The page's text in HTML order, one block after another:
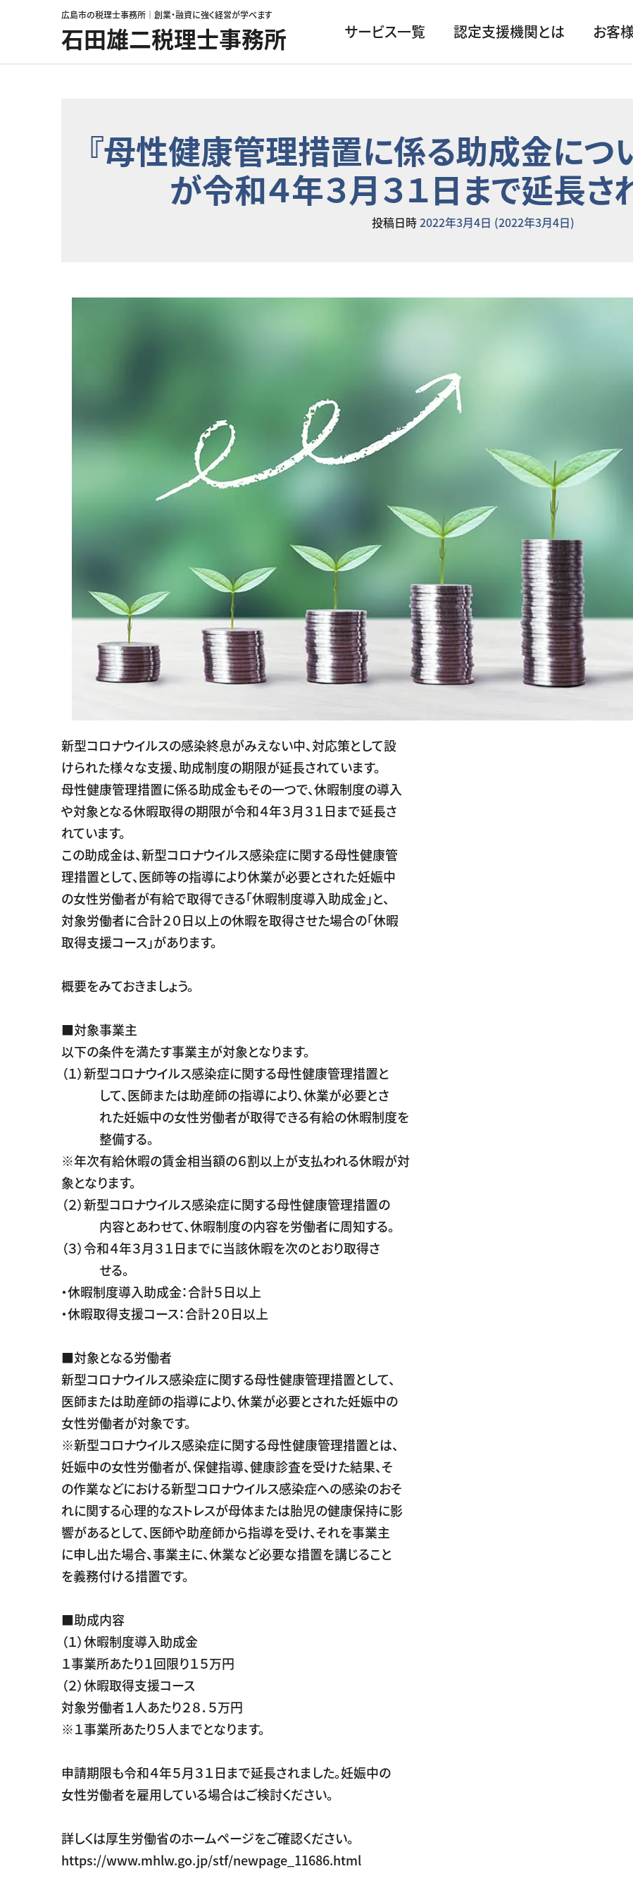
コンテンツへスキップ広島市の税理士事務所｜創業・融資に強く経営が学べます
石田雄二税理士事務所 サービス一覧 認定支援機関とは お客
『母性健康管理措置に係る助成金につ
が令和４年３月３１日まで延長さ
投稿日時2022年3月4日 (2022年3月4日)
新型コロナウイルスの感染終息がみえない中、対応策として設
けられた様々な支援、助成制度の期限が延長されています。
母性健康管理措置に係る助成金もその一つで、休暇制度の導入
や対象となる休暇取得の期限が令和４年３月３１日まで延長さ
れています。
この助成金は、新型コロナウイルス感染症に関する母性健康管
理措置として、医師等の指導により休業が必要とされた妊娠中
の女性労働者が有給で取得できる「休暇制度導入助成金」と、
対象労働者に合計２０日以上の休暇を取得させた場合の「休暇
取得支援コース」があります。
概要をみておきましょう。
■対象事業主
以下の条件を満たす事業主が対象となります。
（１）新型コロナウイルス感染症に関する母性健康管理措置と
して、医師または助産師の指導により、休業が必要とさ
れた妊娠中の女性労働者が取得できる有給の休暇制度を
整備する。
※年次有給休暇の賃金相当額の６割以上が支払われる休暇が対
象となります。
（２）新型コロナウイルス感染症に関する母性健康管理措置の
内容とあわせて、休暇制度の内容を労働者に周知する。
（３）令和４年３月３１日までに当該休暇を次のとおり取得さ
せる。
・休暇制度導入助成金：合計５日以上
・休暇取得支援コース：合計２０日以上
■対象となる労働者
新型コロナウイルス感染症に関する母性健康管理措置として、
医師または助産師の指導により、休業が必要とされた妊娠中の
女性労働者が対象です。
※新型コロナウイルス感染症に関する母性健康管理措置とは、
妊娠中の女性労働者が、保健指導、健康診査を受けた結果、そ
の作業などにおける新型コロナウイルス感染症への感染のおそ
れに関する心理的なストレスが母体または胎児の健康保持に影
響があるとして、医師や助産師から指導を受け、それを事業主
に申し出た場合、事業主に、休業など必要な措置を講じること
を義務付ける措置です。
■助成内容
（１）休暇制度導入助成金
１事業所あたり１回限り１５万円
（２）休暇取得支援コース
対象労働者１人あたり２８．５万円
※１事業所あたり５人までとなります。
申請期限も令和４年５月３１日まで延長されました。妊娠中の
女性労働者を雇用している場合はご検討ください。
詳しくは厚生労働省のホームページをご確認ください。
https://www.mhlw.go.jp/stf/newpage_11686.html